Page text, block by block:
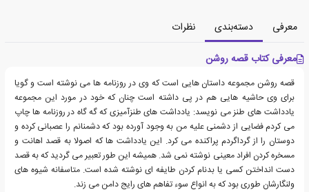
معرفی دسته‌بندی
نظرات
معرفی کتاب قصه روشن
قصه روشن مجموعه داستان هایی است که وی در روزنامه ها می نوشته است و گویا
برای وی حاشیه هایی هم در پی داشته است چنان که خود در مورد این مجموعه
یادداشت های طنز می نویسد: یادداشت های طنزآمیزی که گه گاه در روزنامه ها چاپ
می کردم فضایی از دشمنی علیه من به وجود آورده بود که دشمنانم را عصبانی کرده و
دوستان را از گرداگردم پراکنده می کرد. این یادداشت ها که اصولا به قصد اهانت و
مسخره کردن افراد معینی نوشته نمی شد. همیشه این طور تعبیر می گردید که به قصد
دست انداختن کسی یا بدنام کردن طایفه ای نوشته شده است. متاسفانه شیوه های
ولنگارشان طوری بود که به انواع سوء تفاهم های رایج دامن می زند.